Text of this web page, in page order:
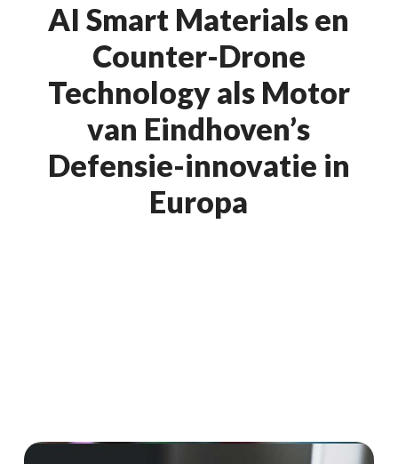
AI Smart Materials en
Counter-Drone
Technology als Motor
van Eindhoven’s
Defensie-innovatie in
Europa